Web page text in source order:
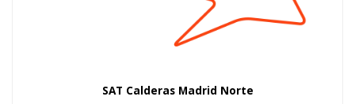
SAT Calderas Madrid Norte